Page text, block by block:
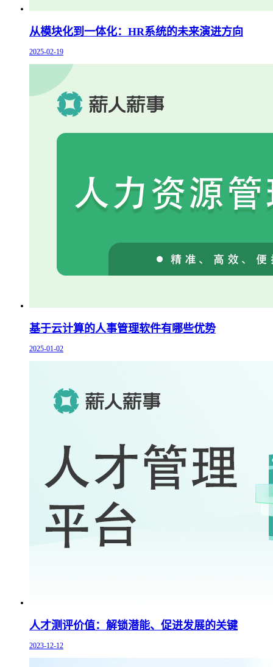
从模块化到一体化：HR系统的未来演进方向
2025-02-19
基于云计算的人事管理软件有哪些优势
2025-01-02
人才测评价值：解锁潜能、促进发展的关键
2023-12-12